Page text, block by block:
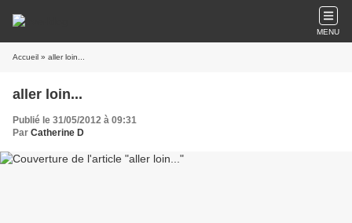
MENU
Accueil » aller loin...
aller loin...
Publié le 31/05/2012 à 09:31
Par Catherine D